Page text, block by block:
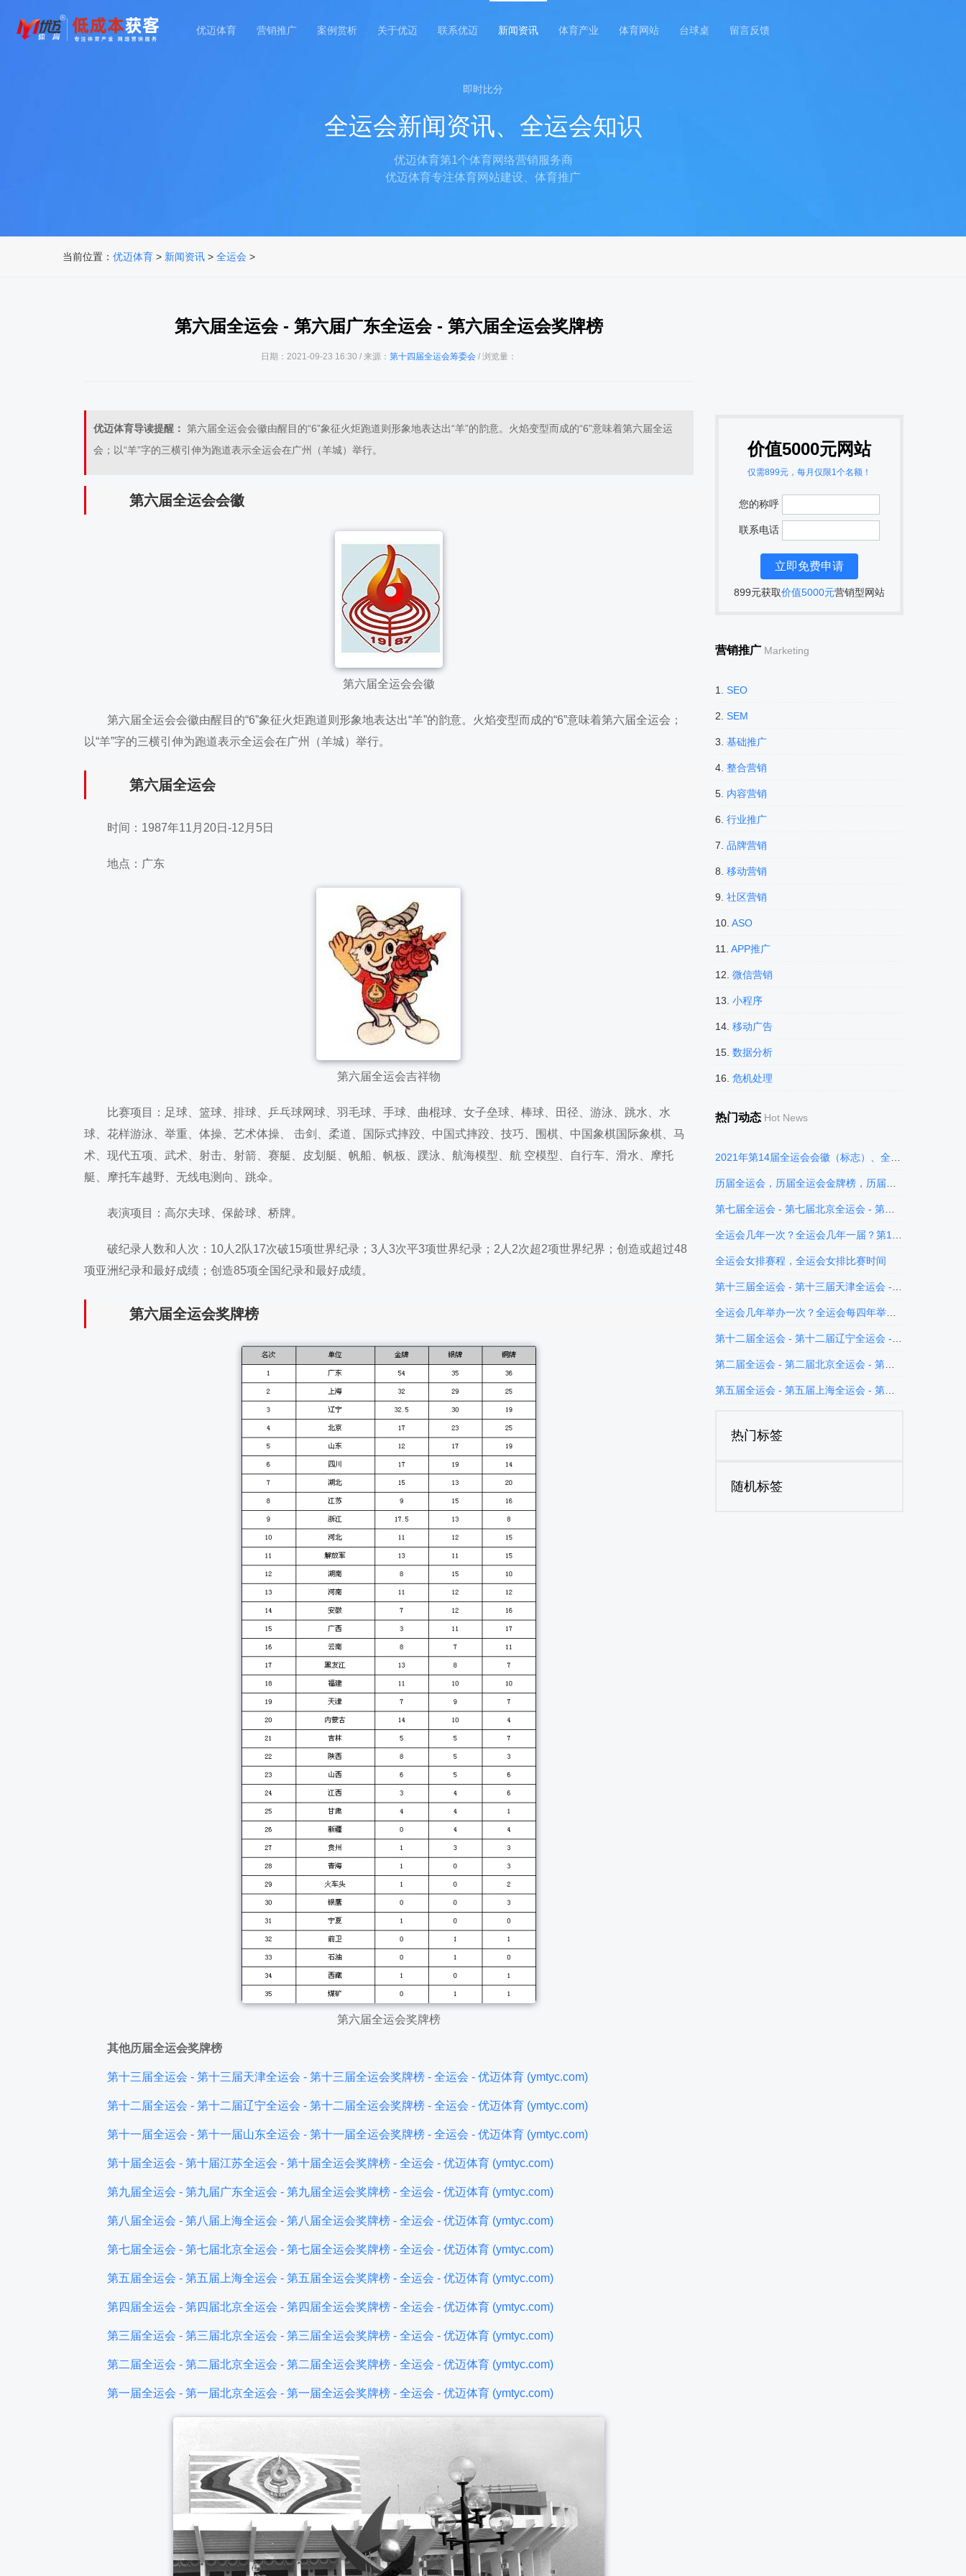
优迈体育 营销推广 案例赏析 关于优迈 联系优迈 新闻资讯 体育产业 体育网站 台球桌 留言反馈
即时比分
全运会新闻资讯、全运会知识
优迈体育第1个体育网络营销服务商
优迈体育专注体育网站建设、体育推广
当前位置： 优迈体育 > 新闻资讯 > 全运会 >
第六届全运会 - 第六届广东全运会 - 第六届全运会奖牌榜
日期：2021-09-23 16:30 / 来源： 第十四届全运会筹委会/ 浏览量：
优迈体育导读提醒： 第六届全运会会徽由醒目的“6”象征火炬跑道则形象地表达出“羊”的韵意。火焰变型而成的“6”意味着第六届全运
会；以“羊”字的三横引伸为跑道表示全运会在广州（羊城）举行。
第六届全运会会徽
第六届全运会会徽
第六届全运会会徽由醒目的“6”象征火炬跑道则形象地表达出“羊”的韵意。火焰变型而成的“6”意味着第六届全运会；
以“羊”字的三横引伸为跑道表示全运会在广州（羊城）举行。
第六届全运会
时间：1987年11月20日-12月5日
地点：广东
第六届全运会吉祥物
比赛项目：足球、篮球、排球、乒乓球网球、羽毛球、手球、曲棍球、女子垒球、棒球、田径、游泳、跳水、水
球、花样游泳、举重、体操、艺术体操、 击剑、柔道、国际式摔跤、中国式摔跤、技巧、围棋、中国象棋国际象棋、马
术、现代五项、武术、射击、射箭、赛艇、皮划艇、帆船、帆板、蹼泳、航海模型、航 空模型、自行车、滑水、摩托
艇、摩托车越野、无线电测向、跳伞。
表演项目：高尔夫球、保龄球、桥牌。
破纪录人数和人次：10人2队17次破15项世界纪录；3人3次平3项世界纪录；2人2次超2项世界纪界；创造或超过48
项亚洲纪录和最好成绩；创造85项全国纪录和最好成绩。
第六届全运会奖牌榜
第六届全运会奖牌榜
其他历届全运会奖牌榜
第十三届全运会 - 第十三届天津全运会 - 第十三届全运会奖牌榜 - 全运会 - 优迈体育 (ymtyc.com)
第十二届全运会 - 第十二届辽宁全运会 - 第十二届全运会奖牌榜 - 全运会 - 优迈体育 (ymtyc.com)
第十一届全运会 - 第十一届山东全运会 - 第十一届全运会奖牌榜 - 全运会 - 优迈体育 (ymtyc.com)
第十届全运会 - 第十届江苏全运会 - 第十届全运会奖牌榜 - 全运会 - 优迈体育 (ymtyc.com)
第九届全运会 - 第九届广东全运会 - 第九届全运会奖牌榜 - 全运会 - 优迈体育 (ymtyc.com)
第八届全运会 - 第八届上海全运会 - 第八届全运会奖牌榜 - 全运会 - 优迈体育 (ymtyc.com)
第七届全运会 - 第七届北京全运会 - 第七届全运会奖牌榜 - 全运会 - 优迈体育 (ymtyc.com)
第五届全运会 - 第五届上海全运会 - 第五届全运会奖牌榜 - 全运会 - 优迈体育 (ymtyc.com)
第四届全运会 - 第四届北京全运会 - 第四届全运会奖牌榜 - 全运会 - 优迈体育 (ymtyc.com)
第三届全运会 - 第三届北京全运会 - 第三届全运会奖牌榜 - 全运会 - 优迈体育 (ymtyc.com)
第二届全运会 - 第二届北京全运会 - 第二届全运会奖牌榜 - 全运会 - 优迈体育 (ymtyc.com)
第一届全运会 - 第一届北京全运会 - 第一届全运会奖牌榜 - 全运会 - 优迈体育 (ymtyc.com)
价值5000元网站
仅需899元，每月仅限1个名额！
您的称呼
联系电话
899元获取价值5000元营销型网站
营销推广 Marketing
1. SEO
2. SEM
3. 基础推广
4. 整合营销
5. 内容营销
6. 行业推广
7. 品牌营销
8. 移动营销
9. 社区营销
10. ASO
11. APP推广
12. 微信营销
13. 小程序
14. 移动广告
15. 数据分析
16. 危机处理
热门动态 Hot News
2021年第14届全运会会徽（标志）、全运会吉祥物，全运会全称是什么？
第七届全运会 - 第七届北京全运会 - 第七届全运会奖牌榜
全运会女排赛程，全运会女排比赛时间
全运会几年举办一次？全运会每四年举办一次
第二届全运会 - 第二届北京全运会 - 第二届全运会奖牌榜
第五届全运会 - 第五届上海全运会 - 第五届全运会奖牌榜
热门标签
随机标签